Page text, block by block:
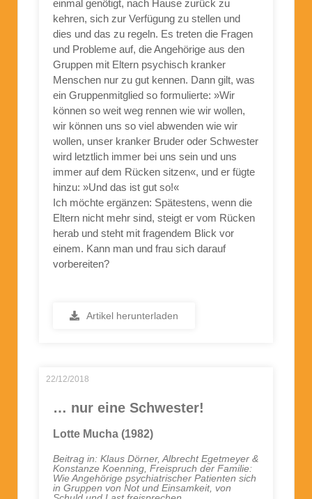
einmal genötigt, nach Hause zurück zu
kehren, sich zur Verfügung zu stellen und
dies und das zu regeln. Es treten die Fragen
und Probleme auf, die Angehörige aus den
Gruppen mit Eltern psychisch kranker
Menschen nur zu gut kennen. Dann gilt, was
ein Gruppenmitglied so formulierte: »Wir
können so weit weg rennen wie wir wollen,
wir können uns so viel abwenden wie wir
wollen, unser kranker Bruder oder Schwester
wird letztlich immer bei uns sein und uns
immer auf dem Rücken sitzen«, und er fügte
hinzu: »Und das ist gut so!«
Ich möchte ergänzen: Spätestens, wenn die
Eltern nicht mehr sind, steigt er vom Rücken
herab und steht mit fragendem Blick vor
einem. Kann man und frau sich darauf
vorbereiten?
Artikel herunterladen
22/12/2018
… nur eine Schwester!
Lotte Mucha (1982)
Beitrag in: Klaus Dörner, Albrecht Egetmeyer &
Konstanze Koenning, Freispruch der Familie:
Wie Angehörige psychiatrischer Patienten sich
in Gruppen von Not und Einsamkeit, von